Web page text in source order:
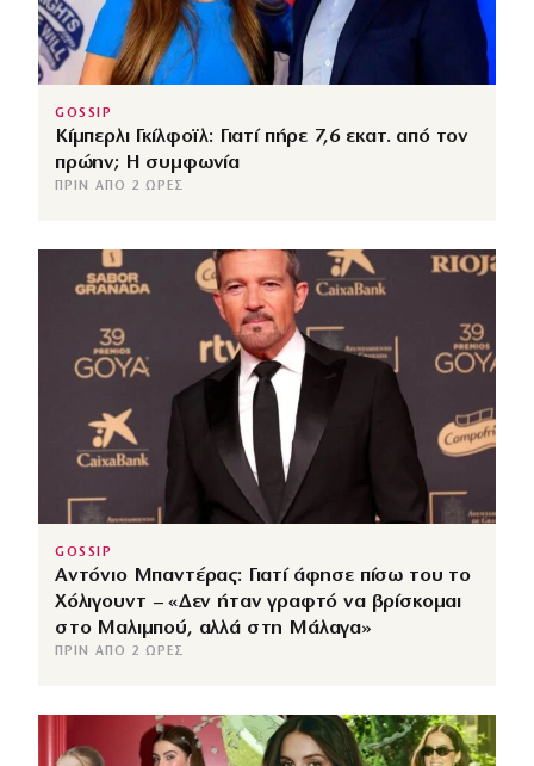
GOSSIP
Κίμπερλι Γκίλφοϊλ: Γιατί πήρε 7,6 εκατ. από τον
πρώην; Η συμφωνία
ΠΡΙΝ ΑΠΌ 2 ΏΡΕΣ
GOSSIP
Αντόνιο Μπαντέρας: Γιατί άφησε πίσω του το
Χόλιγουντ – «Δεν ήταν γραφτό να βρίσκομαι
στο Μαλιμπού, αλλά στη Μάλαγα»
ΠΡΙΝ ΑΠΌ 2 ΏΡΕΣ